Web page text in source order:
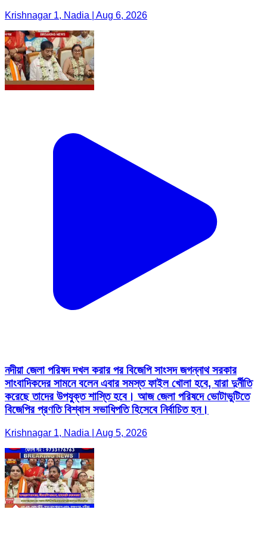
Krishnagar 1, Nadia | Aug 6, 2026
নদীয়া জেলা পরিষদ দখল করার পর বিজেপি সাংসদ জগন্নাথ সরকার
সাংবাদিকদের সামনে বলেন এবার সমস্ত ফাইল খোলা হবে, যারা দুর্নীতি
করেছে তাদের উপযুক্ত শাস্তি হবে। আজ জেলা পরিষদে ভোটাভুটিতে
বিজেপির প্রণতি বিশ্বাস সভাধিপতি হিসেবে নির্বাচিত হন।
Krishnagar 1, Nadia | Aug 5, 2026